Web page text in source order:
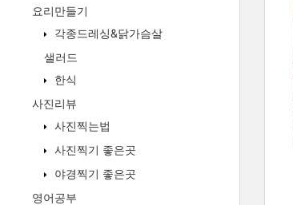
요리만들기
각종드레싱&닭가슴살
샐러드
한식
사진리뷰
사진찍는법
사진찍기 좋은곳
야경찍기 좋은곳
영어공부